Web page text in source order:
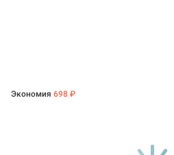
Экономия 698 ₽